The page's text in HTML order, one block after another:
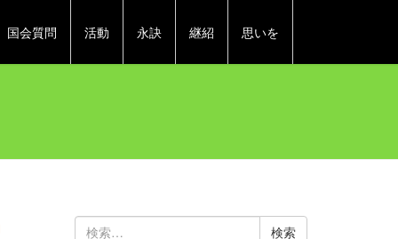
国会質問 活動 永訣 継紹 思いを